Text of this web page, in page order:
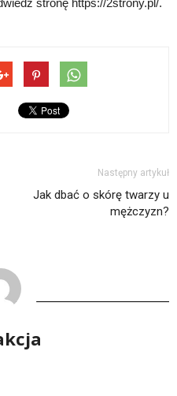
Następny artykuł
Jak dbać o skórę twarzy u
mężczyzn?